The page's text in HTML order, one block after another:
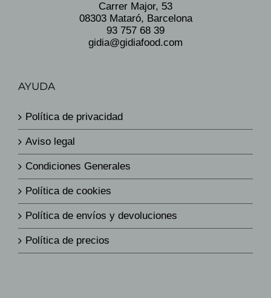
Carrer Major, 53
08303 Mataró, Barcelona
93 757 68 39
gidia@gidiafood.com
AYUDA
Política de privacidad
Aviso legal
Condiciones Generales
Política de cookies
Política de envíos y devoluciones
Política de precios